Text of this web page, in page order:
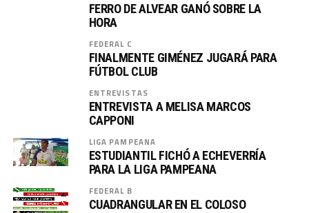
FERRO DE ALVEAR GANÓ SOBRE LA
HORA
FEDERAL C
FINALMENTE GIMÉNEZ JUGARÁ PARA
FÚTBOL CLUB
ENTREVISTAS
ENTREVISTA A MELISA MARCOS
CAPPONI
LIGA PAMPEANA
ESTUDIANTIL FICHÓ A ECHEVERRÍA
PARA LA LIGA PAMPEANA
FEDERAL B
CUADRANGULAR EN EL COLOSO